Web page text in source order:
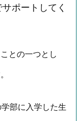
ポートしてく
との一つとし
部に入学した生